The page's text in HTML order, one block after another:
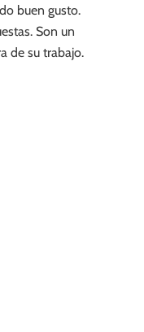
buen gusto.
Son un
de su trabajo.